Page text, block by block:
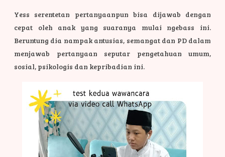
Yess serentetan pertanyaanpun bisa dijawab dengan
cepat oleh anak yang suaranya mulai ngebass ini.
Beruntung dia nampak antusias, semangat dan PD dalam
menjawab pertanyaan seputar pengetahuan umum,
sosial, psikologis dan kepribadian ini.